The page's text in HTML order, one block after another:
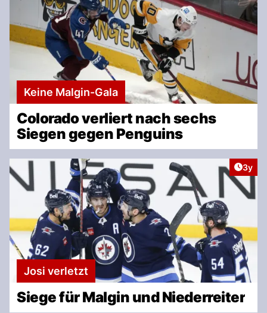
Keine Malgin-Gala
Colorado verliert nach sechs
Siegen gegen Penguins
3y
Josi verletzt
Siege für Malgin und Niederreiter